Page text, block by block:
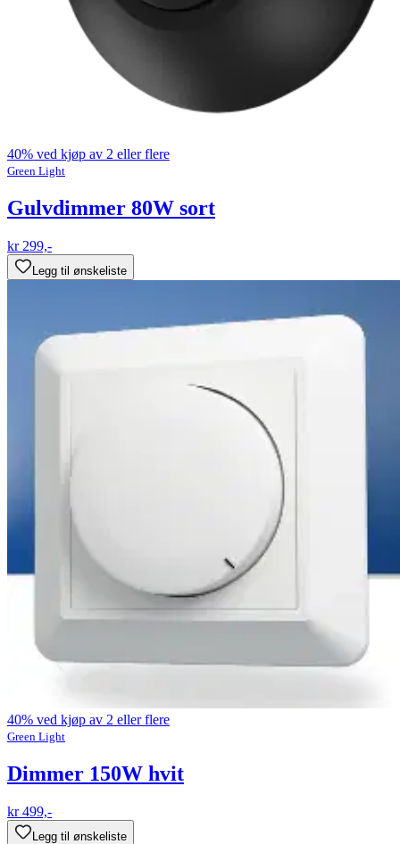
40% ved kjøp av 2 eller flere
Green Light
Gulvdimmer 80W sort
kr 299,-
Legg til ønskeliste
40% ved kjøp av 2 eller flere
Green Light
Dimmer 150W hvit
kr 499,-
Legg til ønskeliste